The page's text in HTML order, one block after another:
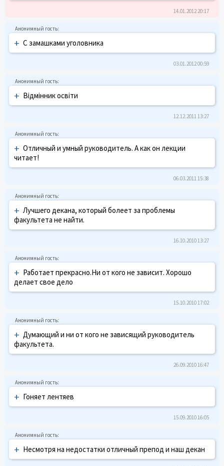
14.01.2012 20:17
+ С замашками уголовника
03.01.2012 00:59
+ Відмінник освіти
12.12.2011 13:27
+ Отличный и умный руководитель. А как он лекции
читает!
06.03.2011 15:38
+ Лучшего декана, который болеет за проблемы
факультета не найти.
16.10.2010 13:27
+ Работает прекрасно.Ни от кого не зависит. Хорошо
делает свое дело
15.10.2010 17:02
+ Думающий и ни от кого не зависящий руководитель
факультета.
26.09.2010 16:47
+ Гоняет лентяев
15.09.2010 16:05
+ Несмотря на недостатки отличный препод и наш декан